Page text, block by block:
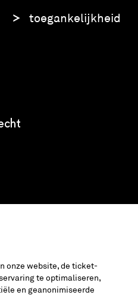
toegankelijkheid
aan
onze website, de ticket-
te optimaliseren,
en geanonimiseerde